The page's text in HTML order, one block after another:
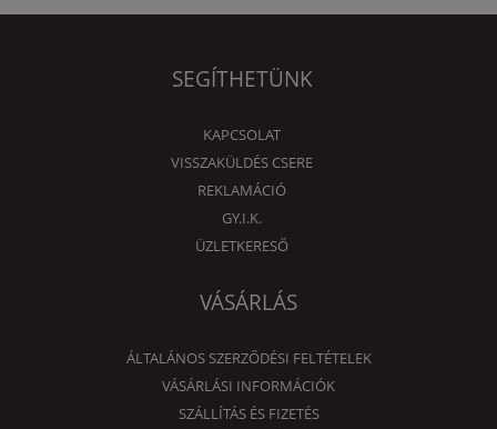
SEGÍTHETÜNK
KAPCSOLAT
VISSZAKÜLDÉS CSERE
REKLAMÁCIÓ
GY.I.K.
ÜZLETKERESŐ
VÁSÁRLÁS
ÁLTALÁNOS SZERZŐDÉSI FELTÉTELEK
VÁSÁRLÁSI INFORMÁCIÓK
SZÁLLÍTÁS ÉS FIZETÉS